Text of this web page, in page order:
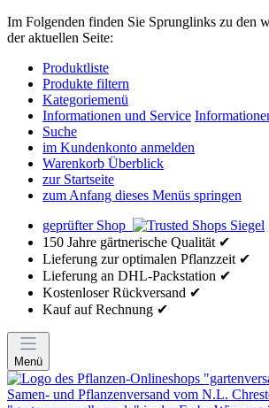
Im Folgenden finden Sie Sprunglinks zu den
der aktuellen Seite:
Produktliste
Produkte filtern
Kategoriemenü
Informationen und Service
Suche
im Kundenkonto anmelden
Warenkorb Überblick
zur Startseite
zum Anfang dieses Menüs springen
geprüfter Shop
150 Jahre gärtnerische Qualität ✔
Lieferung zur optimalen Pflanzzeit ✔
Lieferung an DHL-Packstation ✔
Kostenloser Rückversand ✔
Kauf auf Rechnung ✔
Menü